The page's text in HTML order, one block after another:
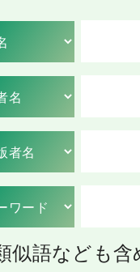
似語なども含